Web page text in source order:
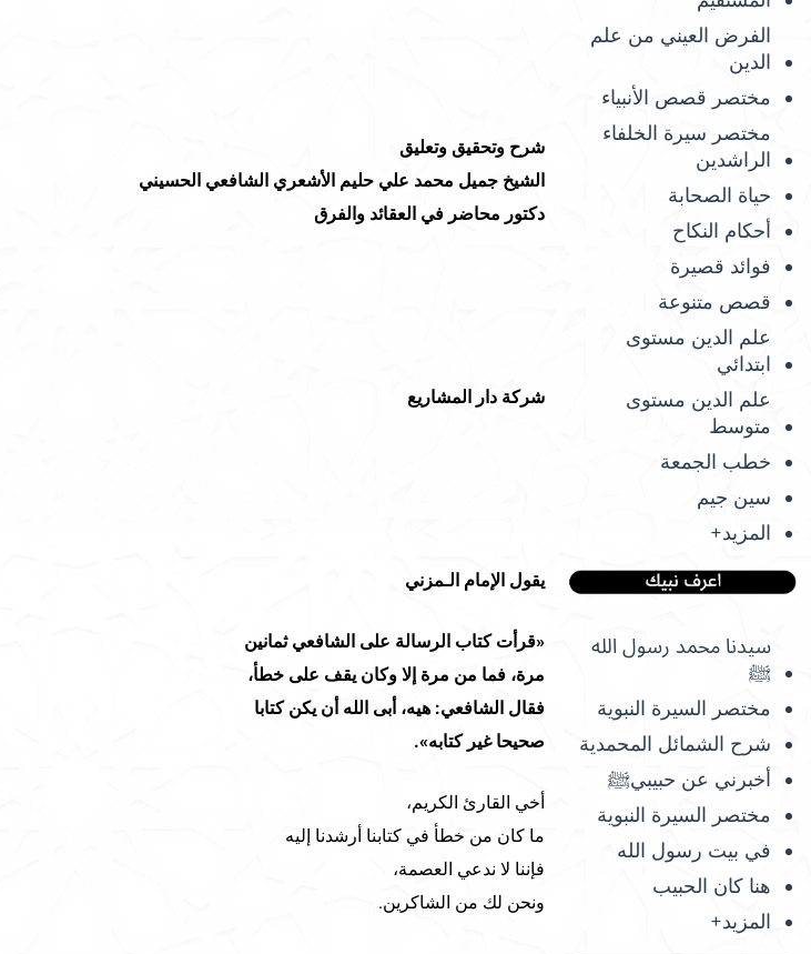
الفرض العيني من علم
الدين
مختصر قصص الأنبياء
مختصر سيرة الخلفاء
الراشدين
حياة الصحابة
أحكام النكاح
فوائد قصيرة
قصص متنوعة
علم الدين مستوى
ابتدائي
علم الدين مستوى
متوسط
خطب الجمعة
سين جيم
المزيد+
سيدنا محمد رسول الله
ﷺ
مختصر السيرة النبوية
شرح الشمائل المحمدية
أخبرني عن حبيبيﷺ
مختصر السيرة النبوية
في بيت رسول الله
هنا كان الحبيب
المزيد+
شرح وتحقيق وتعليق
الشيخ جميل محمد علي حليم الأشعري الشافعي الحسيني
دكتور محاضر في العقائد والفرق
شركة دار المشاريع
يقول الإمام الـمزني
«قرأت كتاب الرسالة على الشافعي ثمانين
مرة، فما من مرة إلا وكان يقف على خطأ،
فقال الشافعي: هيه، أبى الله أن يكن كتابا
صحيحا غير كتابه».
أخي القارئ الكريم،
ما كان من خطأ في كتابنا أرشدنا إليه
فإننا لا ندعي العصمة،
ونحن لك من الشاكرين.